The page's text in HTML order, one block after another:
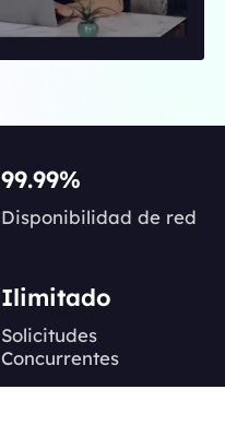
99.99%
Disponibilidad de red
Ilimitado
Solicitudes
Concurrentes